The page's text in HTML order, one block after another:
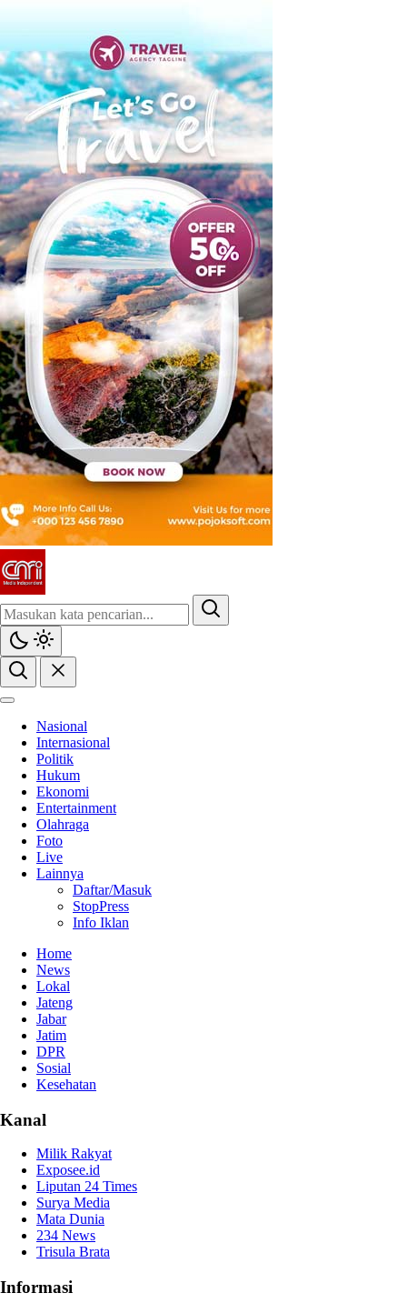
CMI News
Berani, Integritas dan Loyalitas
Nasional
Internasional
Politik
Hukum
Ekonomi
Entertainment
Olahraga
Foto
Live
Lainnya
Daftar/Masuk
StopPress
Info Iklan
Home
News
Lokal
Jateng
Jabar
Jatim
DPR
Sosial
Kesehatan
Kanal
Milik Rakyat
Exposee.id
Liputan 24 Times
Surya Media
Mata Dunia
234 News
Trisula Brata
Informasi